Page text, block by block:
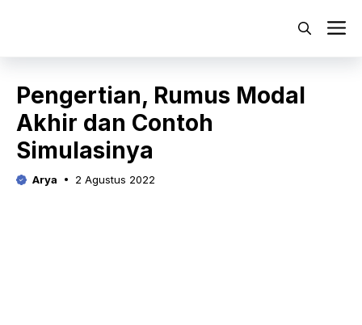
Pengertian, Rumus Modal
Akhir dan Contoh
Simulasinya
Arya 2 Agustus 2022